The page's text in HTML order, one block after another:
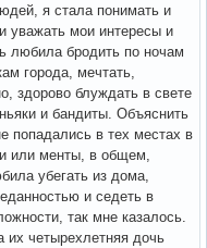
я стала понимать и
уважать мои интересы и
любила бродить по ночам
города, мечтать,
здорово блуждать в свете
и бандиты. Объяснить
попадались в тех местах в
или менты, в общем,
убегать из дома,
и седеть в
так мне казалось.
их четырехлетняя дочь